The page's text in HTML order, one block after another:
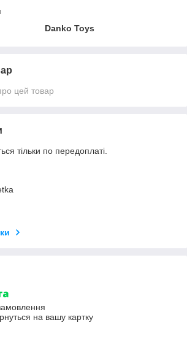
Danko Toys
цей товар
тільки по передоплаті.
на вашу картку